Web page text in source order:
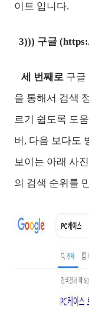
이트 입니다.
3))) 구글
세 번째로 구글
을 통해서 검색
르기 쉽도록 도
버, 다음 보다도
보이는 아래 사
의 검색 순위를